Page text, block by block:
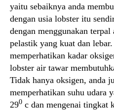
yaitu sebaiknya anda
dengan usia lobster itu
dengan menggunakan terpal
pelastik yang kuat dan
memperhatikan kadar
lobster air tawar
Tidak hanya oksigen, anda
memperhatikan suhu udara
290 c dan mengenai tingkat